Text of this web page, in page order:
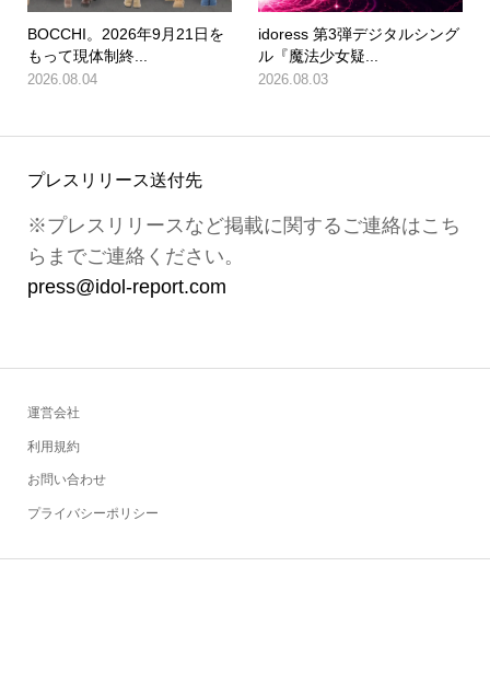
BOCCHI。2026年9月21日を
もって現体制終...
2026.08.04
idoress 第3弾デジタルシング
ル『魔法少女疑...
2026.08.03
プレスリリース送付先
※プレスリリースなど掲載に関するご連絡はこち
らまでご連絡ください。
press@idol-report.com
運営会社
利用規約
お問い合わせ
プライバシーポリシー